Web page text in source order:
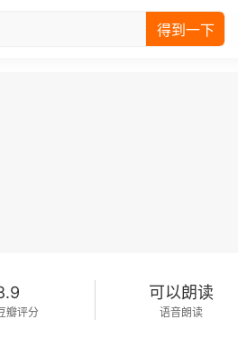
得到一下
瓣评分
可以朗读
语音朗读